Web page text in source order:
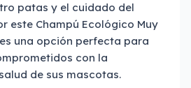
patas y el cuidado del
este Champú Ecológico Muy
una opción perfecta para
con la
de sus mascotas.